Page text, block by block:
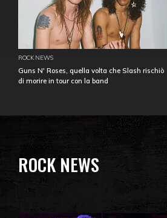
ROCK NEWS
Guns N' Roses, quella volta che Slash rischiò
di morire in tour con la band
ROCK NEWS